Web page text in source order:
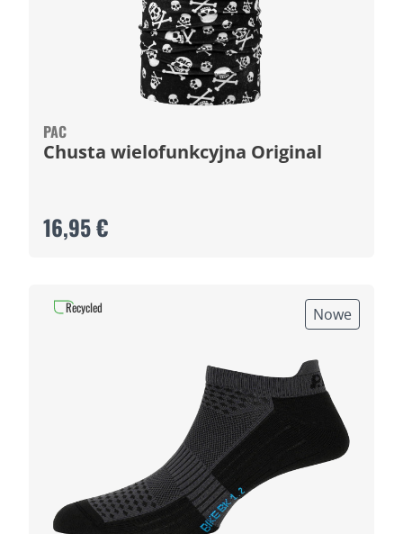
PAC
Chusta wielofunkcyjna Original
16,95 €
Nowe
Recycled